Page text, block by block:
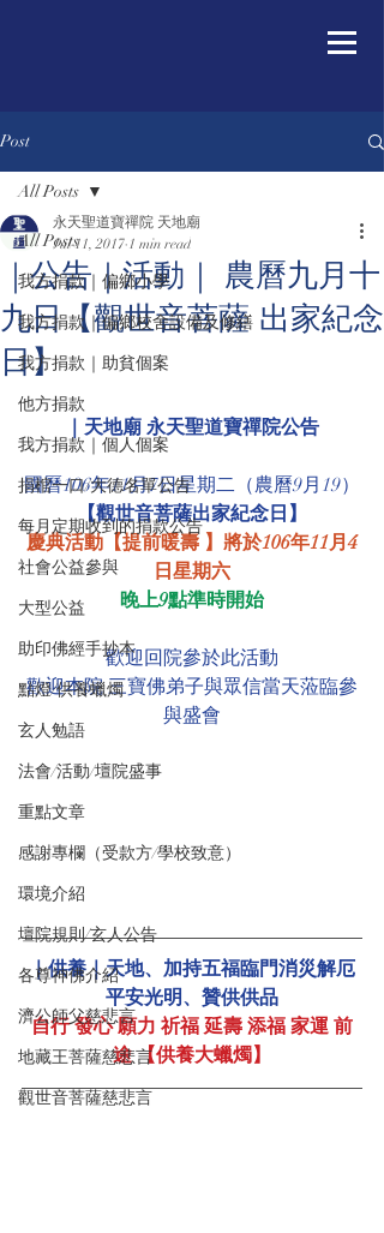
Post
All Posts
我方捐款｜偏鄉小學
我方捐款｜偏鄉校舍設備及修繕
我方捐款｜助貧個案
他方捐款
我方捐款｜個人個案
捐棺一口/大德名單公告
每月定期收到的捐款公告
社會公益參與
大型公益
助印佛經手抄本
點燈/供養蠟燭
玄人勉語
法會/活動/壇院盛事
重點文章
感謝專欄（受款方/學校致意）
環境介紹
壇院規則/玄人公告
各尊神佛介紹
濟公師父慈悲言
地藏王菩薩慈悲言
觀世音菩薩慈悲言
All Posts
｜公告｜活動｜ 農曆九月十
九日【觀世音菩薩 出家紀念
日】
永天聖道寶禪院 天地廟
Jul 11, 2017 1 min read
｜天地廟 永天聖道寶禪院公告
國曆106年11月7日星期二（農曆9月19）
【觀世音菩薩出家紀念日】
慶典活動【提前暖壽 】將於106年11月4
日星期六
晚上9點準時開始
歡迎回院參於此活動
歡迎本院 三寶佛弟子與眾信當天蒞臨參
與盛會
｜供養｜天地、加持五福臨門消災解厄
平安光明、贊供供品
自行 發心 願力 祈福 延壽 添福 家運 前
途 【供養大蠟燭】